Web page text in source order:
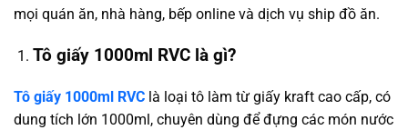
mọi quán ăn, nhà hàng, bếp online và dịch vụ ship đồ ăn.
Tô giấy 1000ml RVC là gì?
Tô giấy 1000ml RVC là loại tô làm từ giấy kraft cao cấp, có
dung tích lớn 1000ml, chuyên dùng để đựng các món nước